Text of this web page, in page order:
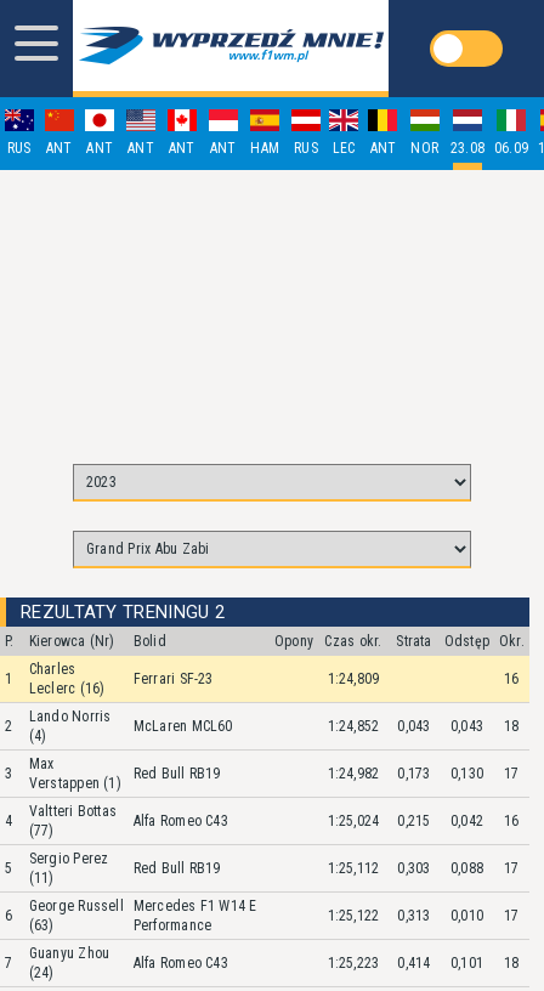
RUS ANT ANT ANT ANT ANT HAM RUS LEC ANT NOR 23.08 06.09
REZULTATY TRENINGU 2
P. Kierowca (Nr) Bolid Opony Czas okr. Strata Odstęp Okr.
1
Charles
Leclerc (16)
Ferrari SF-23 1:24,809 16
2
Lando Norris
(4)
McLaren MCL60 1:24,852 0,043 0,043 18
3
Max
Verstappen (1)
Red Bull RB19 1:24,982 0,173 0,130 17
4
Valtteri Bottas
(77)
Alfa Romeo C43 1:25,024 0,215 0,042 16
5
Sergio Perez
(11)
Red Bull RB19 1:25,112 0,303 0,088 17
6
George Russell
(63)
Mercedes F1 W14 E
Performance
1:25,122 0,313 0,010 17
7
Guanyu Zhou
(24)
Alfa Romeo C43 1:25,223 0,414 0,101 18